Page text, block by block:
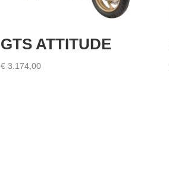
GTS ATTITUDE
€ 3.174,00